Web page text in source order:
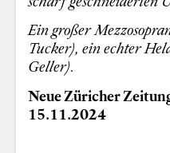
Ein großer
Tucker), ein echter
Geller).
Neue Züricher
15.11.2024